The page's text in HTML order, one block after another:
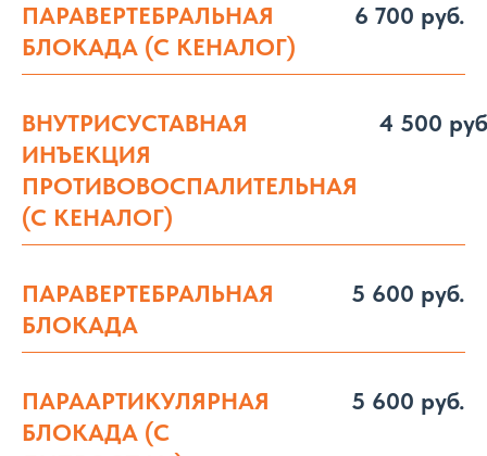
ПАРАВЕРТЕБРАЛЬНАЯ
БЛОКАДА (С КЕНАЛОГ)
6 700 руб.
ВНУТРИСУСТАВНАЯ
ИНЪЕКЦИЯ
ПРОТИВОВОСПАЛИТЕЛЬНАЯ
(С КЕНАЛОГ)
4 500
ПАРАВЕРТЕБРАЛЬНАЯ
БЛОКАДА
5 600 руб.
ПАРААРТИКУЛЯРНАЯ
БЛОКАДА (С
5 600 руб.